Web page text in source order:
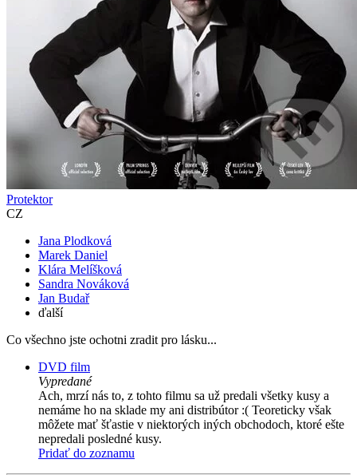
Protektor
CZ
Jana Plodková
Marek Daniel
Klára Melíšková
Sandra Nováková
Jan Budař
ďalší
Co všechno jste ochotni zradit pro lásku...
DVD film
Vypredané
Ach, mrzí nás to, z tohto filmu sa už predali všetky kusy a
nemáme ho na sklade my ani distribútor :( Teoreticky však
môžete mať šťastie v niektorých iných obchodoch, ktoré ešte
nepredali posledné kusy.
Pridať do zoznamu